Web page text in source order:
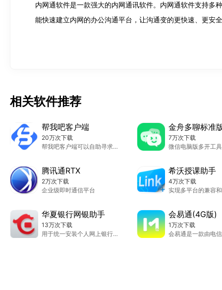
内网通软件是一款强大的内网通讯软件。内网通软件支持多
能快速建立内网的办公沟通平台，让沟通变的更快速、更安
相关软件推荐
帮我吧客户端
20万次下载
帮我吧客户端可以自助寻求客服的服务
金舟多聊标准
7万次下载
微信电脑版多开工具
腾讯通RTX
2万次下载
企业级即时通信平台
希沃授课助手
4万次下载
华夏银行网银助手
13万次下载
用于统一安装个人网上银行各种客户端软件
会易通(4G版)
1万次下载